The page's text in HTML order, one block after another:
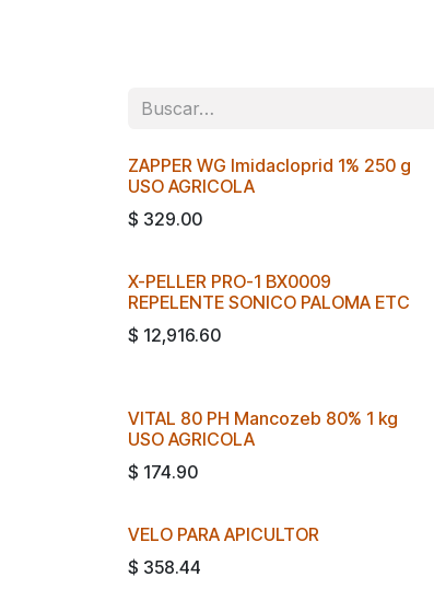
ZAPPER WG Imidacloprid 1% 250 g
USO AGRICOLA
$ 329.00
X-PELLER PRO-1 BX0009
REPELENTE SONICO PALOMA ETC
$ 12,916.60
VITAL 80 PH Mancozeb 80% 1 kg
USO AGRICOLA
$ 174.90
VELO PARA APICULTOR
$ 358.44